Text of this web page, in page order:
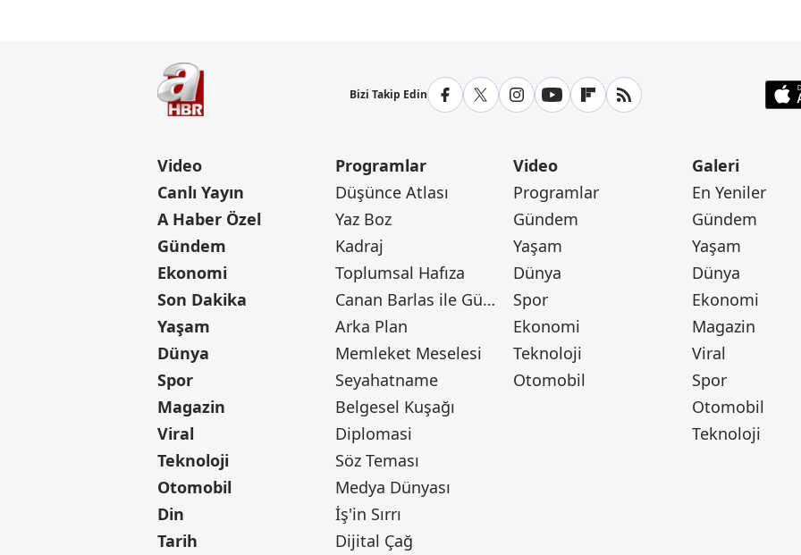
Bizi Takip Edin
Video
Canlı Yayın
A Haber Özel
Gündem
Ekonomi
Son Dakika
Yaşam
Dünya
Spor
Magazin
Viral
Teknoloji
Otomobil
Din
Tarih
Programlar
Düşünce Atlası
Yaz Boz
Kadraj
Toplumsal Hafıza
Canan Barlas ile Gündem
Arka Plan
Memleket Meselesi
Seyahatname
Belgesel Kuşağı
Diplomasi
Söz Teması
Medya Dünyası
İş'in Sırrı
Dijital Çağ
Video
Programlar
Gündem
Yaşam
Dünya
Spor
Ekonomi
Teknoloji
Otomobil
Galeri
En Yeniler
Gündem
Yaşam
Dünya
Ekonomi
Magazin
Viral
Spor
Otomobil
Teknoloji